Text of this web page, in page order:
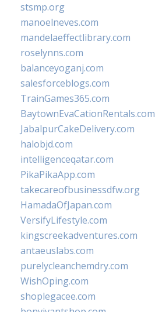
stsmp.org
manoelneves.com
mandelaeffectlibrary.com
roselynns.com
balanceyoganj.com
salesforceblogs.com
TrainGames365.com
BaytownEvaCationRentals.com
JabalpurCakeDelivery.com
halobjd.com
intelligenceqatar.com
PikaPikaApp.com
takecareofbusinessdfw.org
HamadaOfJapan.com
VersifyLifestyle.com
kingscreekadventures.com
antaeuslabs.com
purelycleanchemdry.com
WishOping.com
shoplegacee.com